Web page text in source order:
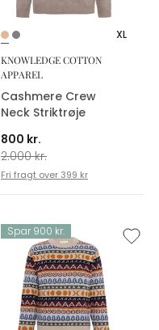
XL
KNOWLEDGE COTTON
APPAREL
Cashmere Crew
Neck Striktrøje
800 kr.
2.000 kr.
Fri fragt over 399 kr
Spar 900 kr.